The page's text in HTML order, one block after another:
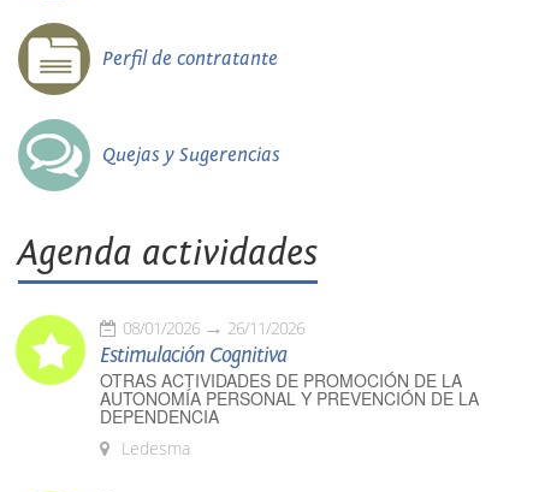
Perfil de contratante
Quejas y Sugerencias
Agenda actividades
08/01/2026 26/11/2026
Estimulación Cognitiva
OTRAS ACTIVIDADES DE PROMOCIÓN DE LA
AUTONOMÍA PERSONAL Y PREVENCIÓN DE LA
DEPENDENCIA
Ledesma